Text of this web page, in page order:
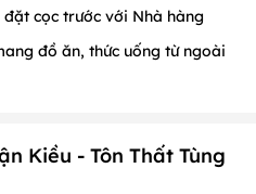
cọc trước với Nhà hàng
đồ ăn, thức uống từ ngoài
Kiều - Tôn Thất Tùng